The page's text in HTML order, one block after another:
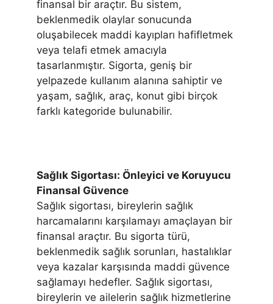
finansal bir araçtır. Bu sistem,
beklenmedik olaylar sonucunda
oluşabilecek maddi kayıpları hafifletmek
veya telafi etmek amacıyla
tasarlanmıştır. Sigorta, geniş bir
yelpazede kullanım alanına sahiptir ve
yaşam, sağlık, araç, konut gibi birçok
farklı kategoride bulunabilir.
Sağlık Sigortası: Önleyici ve Koruyucu
Finansal Güvence
Sağlık sigortası, bireylerin sağlık
harcamalarını karşılamayı amaçlayan bir
finansal araçtır. Bu sigorta türü,
beklenmedik sağlık sorunları, hastalıklar
veya kazalar karşısında maddi güvence
sağlamayı hedefler. Sağlık sigortası,
bireylerin ve ailelerin sağlık hizmetlerine